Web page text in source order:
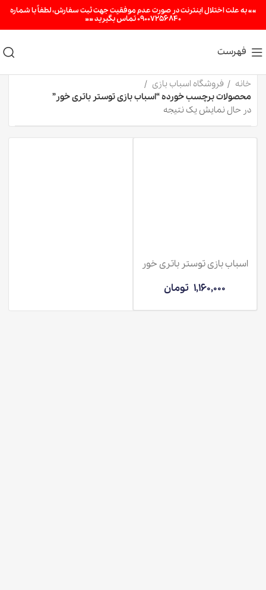
«« به علت اختلال اینترنت در صورت عدم موفقیت جهت ثبت سفارش، لطفاً با شماره
09007256840 تماس بگیرید »»
فهرست
خانه
فروشگاه اسباب بازی
محصولات برچسب خورده “اسباب بازی توستر باتری خور”
در حال نمایش یک نتیجه
اسباب بازی توستر باتری خور
1,160,000 تومان